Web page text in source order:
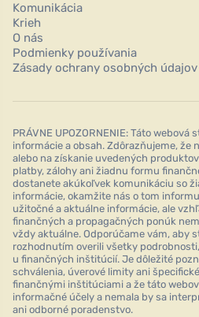
Komunikácia
Krieh
O nás
Podmienky používania
Zásady ochrany osobných údajov
PRÁVNE UPOZORNENIE: Táto
informácie a obsah. Zdôrazňujeme, že
alebo na získanie uvedených
platby, zálohy ani žiadnu formu
dostanete akúkoľvek komunikáciu so
informácie, okamžite nás o tom
užitočné a aktuálne informácie, ale
finančných a propagačných ponúk
vždy aktuálne. Odporúčame vám, aby
rozhodnutím overili všetky
u finančných inštitúcií. Je dôležité
schválenia, úverové limity ani
finančnými inštitúciami a že táto
informačné účely a nemala by sa
ani odborné poradenstvo.